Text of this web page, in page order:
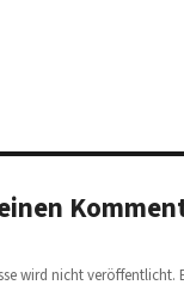
wird nicht veröffentlicht.